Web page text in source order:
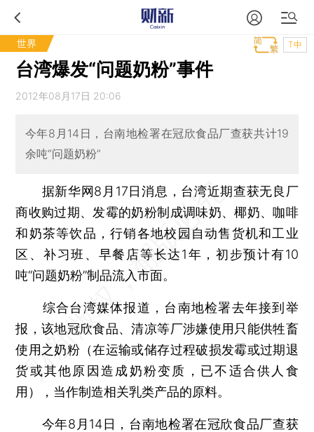
世界 T中
台湾爆发“问题奶粉”事件
2012年08月17日 20:06
今年8月14日，台南地检署在冠欣食品厂查获共计19
余吨“问题奶粉”
据新华网8月17日消息，台湾近期查获无良厂
商收购过期、发霉的奶粉制成调味奶、椰奶、咖啡
和奶茶等饮品，行销各地校园自动售货机和工业
区、补习班、早餐店等长达1年，初步预计有10
吨“问题奶粉”制品流入市面。
综合台湾媒体报道，台南地检署去年接到举
报，该地冠欣食品、清凉等厂涉嫌使用只能供牲畜
使用之奶粉（在运输或储存过程破损发霉或过期退
货或其他原因造成奶粉变质，已不适合供人食
用），当作制造相关乳类产品的原料。
今年8月14日，台南地检署在冠欣食品厂查获